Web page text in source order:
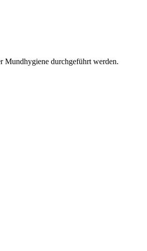
Mundhygiene durchgeführt werden.